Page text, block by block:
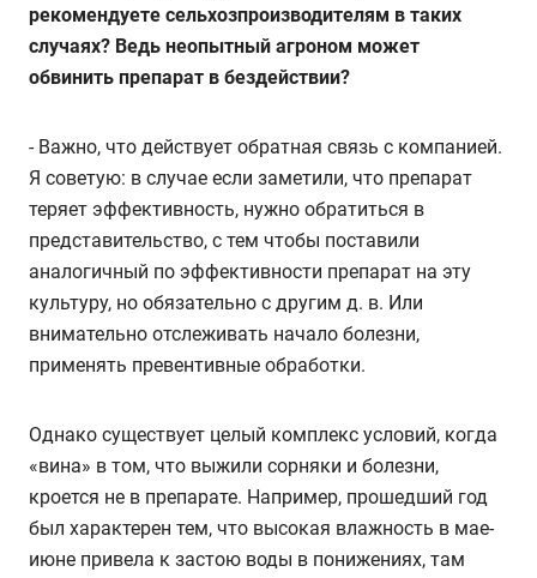
рекомендуете сельхозпроизводителям в таких
случаях? Ведь неопытный агроном может
обвинить препарат в бездействии?
- Важно, что действует обратная связь с компанией.
Я советую: в случае если заметили, что препарат
теряет эффективность, нужно обратиться в
представительство, с тем чтобы поставили
аналогичный по эффективности препарат на эту
культуру, но обязательно с другим д. в. Или
внимательно отслеживать начало болезни,
применять превентивные обработки.
Однако существует целый комплекс условий, когда
«вина» в том, что выжили сорняки и болезни,
кроется не в препарате. Например, прошедший год
был характерен тем, что высокая влажность в мае-
июне привела к застою воды в понижениях, там